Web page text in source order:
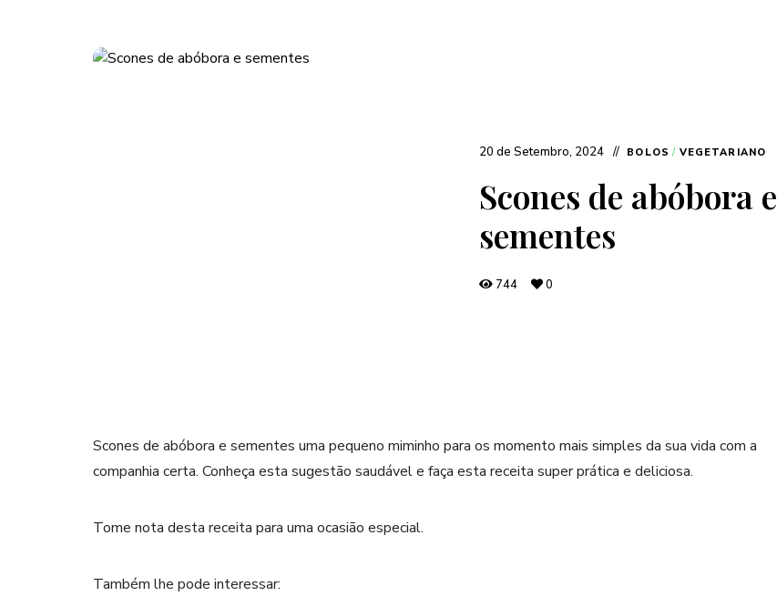
20 de Setembro, 2024 BOLOS / VEGETARIANO
Scones de abóbora e
sementes
744 0
Scones de abóbora e sementes uma pequeno miminho para os momento mais simples da sua vida com a
companhia certa. Conheça esta sugestão saudável e faça esta receita super prática e deliciosa.
Tome nota desta receita para uma ocasião especial.
Também lhe pode interessar: